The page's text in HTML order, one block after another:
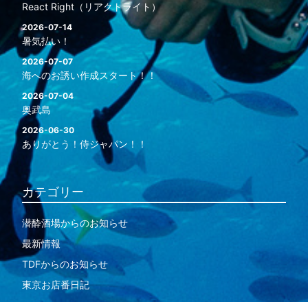
React Right（リアクトライト）
2026-07-14
暑気払い！
2026-07-07
海へのお誘い作成スタート！！
2026-07-04
奥武島
2026-06-30
ありがとう！侍ジャパン！！
カテゴリー
潜酔酒場からのお知らせ
最新情報
TDFからのお知らせ
東京お店番日記